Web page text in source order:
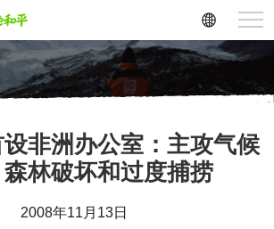
非洲办公室：主攻气候
林破坏和过度捕捞
2008年11月13日